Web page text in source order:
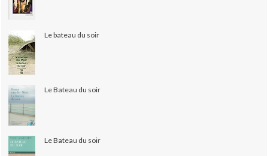
Le bateau du soir
Le Bateau du soir
Le Bateau du soir